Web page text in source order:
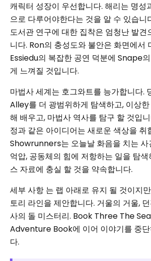
캐릭터 성장이 우선합니다. 해리는 명성
으로 다루어야한다는 것을 알 수 있습니
도서관 연구에 대한 집착은 엄청난 발견
니다. Ron의 충성도와 불안은 화면에서
Essiedu의 복잡한 공연 덕분에 Snape
게 느껴질 것입니다.
마법사 세계는 호그와트를 능가합니다.
Alley를 더 광범위하게 탐색하고, 이상
해 배우고, 마법사 역사를 탐구 할 것입
정과 같은 아이디어는 새로운 색상을 취
Showrunners는 오늘날 화음을 치는 사
억압, 공동체의 힘에 저항하는 일을 탐
스 자료에 충실 할 것을 약속합니다.
세부 사항 는 랩 아래로 유지 될 것이지
토리 라인을 제안합니다. 거울의 거울,
사의 돌 미스터리. Book Three The
Adventure Book에 이어 이야기를 중단
다.